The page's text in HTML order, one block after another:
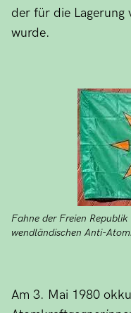
der für die
wurde.
Fahne der Freien
wendländischen Anti-
Am 3. Mai 1980